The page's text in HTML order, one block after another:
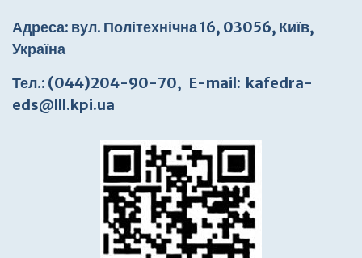
Адреса: вул. Політехнічна16, 03056, Київ,
Україна
Тел.: (044)204-90-70, E-mail: kafedra-
eds@lll.kpi.ua